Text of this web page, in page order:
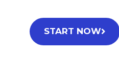
START NOW